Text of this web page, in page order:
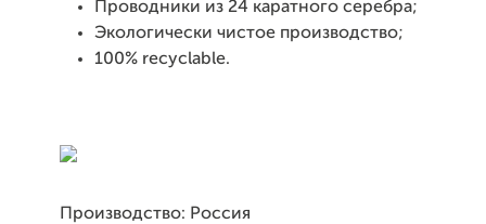
Проводники из 24 каратного серебра;
Экологически чистое производство;
100% recyclable.
Производство: Россия